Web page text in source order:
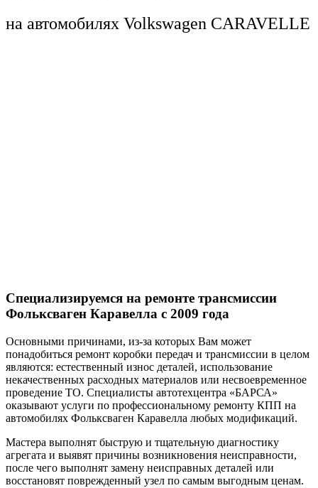
на автомобилях Volkswagen CARAVELLE
Специализируемся на ремонте трансмиссии
Фольксваген Каравелла с 2009 года
Основными причинами, из-за которых Вам может
понадобиться ремонт коробки передач и трансмиссии в целом
являются: естественный износ деталей, использование
некачественных расходных материалов или несвоевременное
проведение ТО. Специалисты автотехцентра «БАРСА»
оказывают услуги по профессиональному ремонту КПП на
автомобилях Фольксваген Каравелла любых модификаций.
Мастера выполнят быструю и тщательную диагностику
агрегата и выявят причины возникновения неисправности,
после чего выполнят замену неисправных деталей или
восстановят поврежденный узел по самым выгодным ценам.